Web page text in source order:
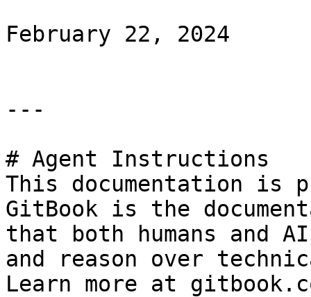
February 22, 2024
---
# Agent Instructions
This documentation is
GitBook is the
that both humans and
and reason over
Learn more at